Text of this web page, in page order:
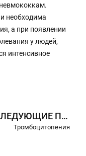
необходима
а при появлении
у людей,
интенсивное
СЛЕДУЮЩИЕ ПРИЛОЖЕНИЯ
Тромбоцитопения